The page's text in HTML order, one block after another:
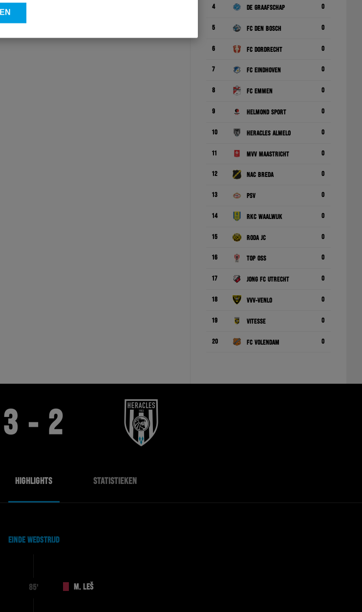
en -tassen zijn niet toegestaan in de
voor zowel de heen- als terugreis.
4 De Graafschap 0
5 FC Den Bosch 0
6 FC Dordrecht 0
7 FC Eindhoven 0
8 FC Emmen 0
9 Helmond Sport 0
10 Heracles Almelo 0
11 MVV Maastricht 0
12 NAC Breda 0
13 PSV 0
14 RKC Waalwijk 0
15 Roda JC 0
16 TOP Oss 0
17 Jong FC Utrecht 0
18 VVV-Venlo 0
19 Vitesse 0
20 FC Volendam 0
3 - 2
HIGHLIGHTS STATISTIEKEN
EINDE WEDSTRIJD
85' M. LEŠ